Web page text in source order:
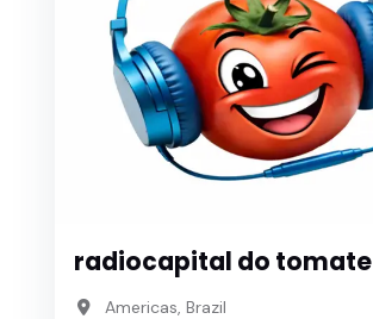
radiocapital do tomate
Americas, Brazil